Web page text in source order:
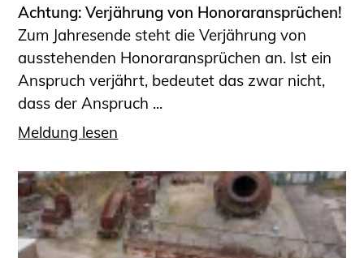
Presse
Kontakt und Anfahrt
Impressum
Datenschutz
Ingenieurakademie West
Achtung: Verjährung von Honoraransprüchen!
Zum Jahresende steht die Verjährung von
ausstehenden Honoraransprüchen an. Ist ein
Anspruch verjährt, bedeutet das zwar nicht,
dass der Anspruch ...
Meldung lesen